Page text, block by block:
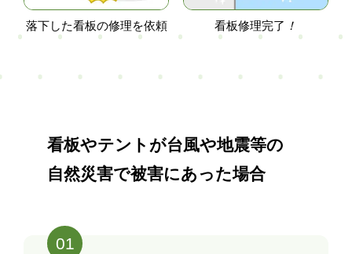
落下した看板の修理を依頼 看板修理完了 ！
看板やテントが台風や地震等の
自然災害で被害にあった場合
01